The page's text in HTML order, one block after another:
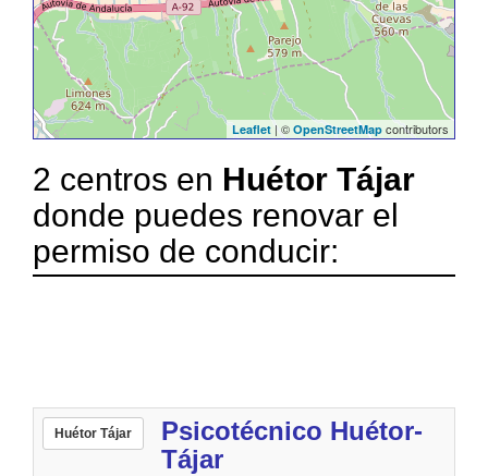
Leaflet | © OpenStreetMap contributors
2 centros en Huétor Tájar
donde puedes renovar el
permiso de conducir:
Huétor Tájar
Psicotécnico Huétor-
Tájar